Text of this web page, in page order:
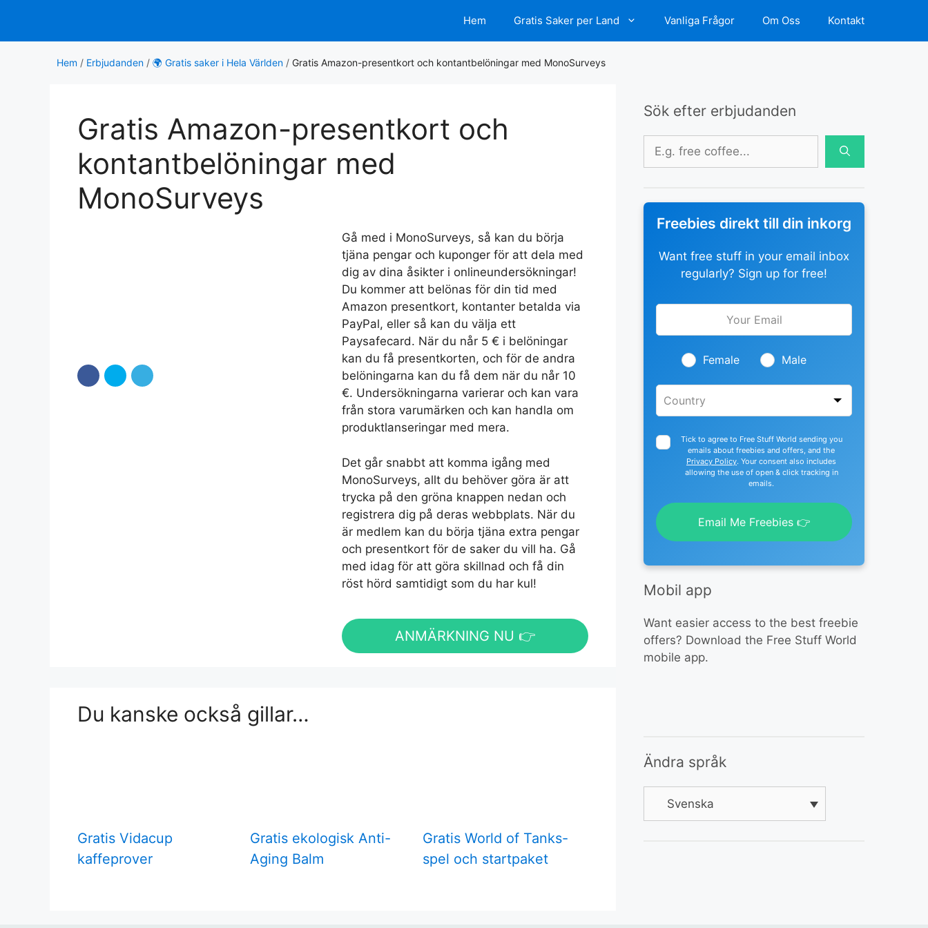
innehåll
Hem Gratis Saker per Land Vanliga Frågor Om Oss Kontakt
Hem / Erbjudanden / 🌍 Gratis saker i Hela Världen / Gratis Amazon-presentkort och kontantbelöningar med MonoSurveys
Gratis Amazon-presentkort och
kontantbelöningar med
MonoSurveys
Gå med i MonoSurveys, så kan du börja
tjäna pengar och kuponger för att dela med
dig av dina åsikter i onlineundersökningar!
Du kommer att belönas för din tid med
Amazon presentkort, kontanter betalda via
PayPal, eller så kan du välja ett
Paysafecard. När du når 5 € i belöningar
kan du få presentkorten, och för de andra
belöningarna kan du få dem när du når 10
€. Undersökningarna varierar och kan vara
från stora varumärken och kan handla om
produktlanseringar med mera.
Det går snabbt att komma igång med
MonoSurveys, allt du behöver göra är att
trycka på den gröna knappen nedan och
registrera dig på deras webbplats. När du
är medlem kan du börja tjäna extra pengar
och presentkort för de saker du vill ha. Gå
med idag för att göra skillnad och få din
röst hörd samtidigt som du har kul!
ANMÄRKNING NU 👉
Du kanske också gillar…
Gratis Vidacup
kaffeprover
Gratis ekologisk Anti-
Aging Balm
Gratis World of Tanks-
spel och startpaket
Sök efter erbjudanden
Sök
efter:
Freebies direkt till din inkorg
Want free stuff in your email inbox
regularly? Sign up for free!
Leave
blank
Female Male
Tick to agree to Free Stuff World sending you
emails about freebies and offers, and the
Privacy Policy. Your consent also includes
allowing the use of open & click tracking in
emails.
Email Me Freebies 👉
Mobil app
Want easier access to the best freebie
offers? Download the Free Stuff World
mobile app.
Ändra språk
Svenska